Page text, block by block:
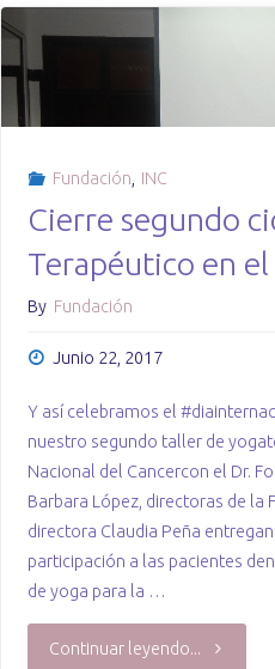
Fundación INC
Cierre segundo
Terapéutico en el
By Fundación
Junio 22, 2017
Y así celebramos el
nuestro segundo taller de
Nacional del Cancercon el Dr.
Barbara López, directoras de la
directora Claudia Peña
participación a las pacientes
de yoga para la …
Continuar leyendo..."Cierre